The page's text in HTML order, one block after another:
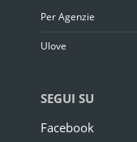
Per Agenzie
Ulove
SEGUI SU
Facebook